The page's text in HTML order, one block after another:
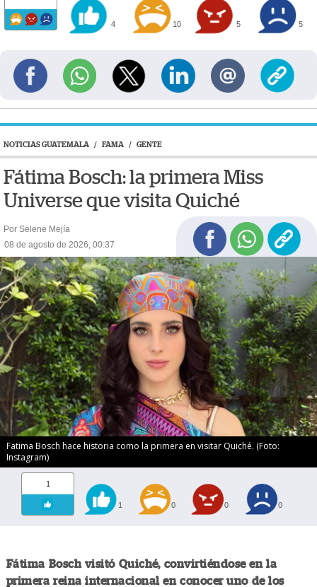
4 10 5 5
NOTICIAS GUATEMALA / FAMA / GENTE
Fátima Bosch: la primera Miss
Universe que visita Quiché
Por Selene Mejía
08 de agosto de 2026, 00:37
Fatima Bosch hace historia como la primera en visitar Quiché. (Foto:
Instagram)
1
1 0 0 0
Fátima Bosch visitó Quiché, convirtiéndose en la
primera reina internacional en conocer uno de los